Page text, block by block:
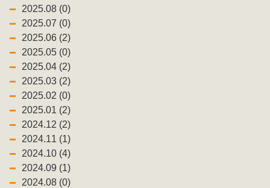
2025.08 (0)
2025.07 (0)
2025.06 (2)
2025.05 (0)
2025.04 (2)
2025.03 (2)
2025.02 (0)
2025.01 (2)
2024.12 (2)
2024.11 (1)
2024.10 (4)
2024.09 (1)
2024.08 (0)